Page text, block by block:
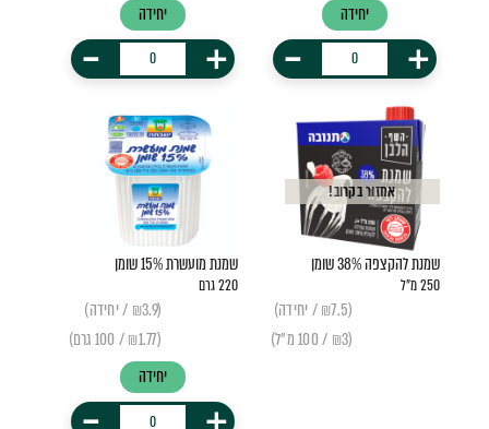
יחידה
+
-
יחידה
+
-
אחזור בקרוב!
שמנת להקצפה 38% שומן
250 מ"ל
(₪7.5 / יחידה)
(₪3 / 100 מ"ל)
שמנת מועשרת 15% שומן
220 גרם
(₪3.9 / יחידה)
(₪1.77 / 100 גרם)
יחידה